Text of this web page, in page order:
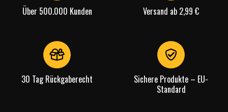
Über 500.000 Kunden Versand ab 2,99 €
30 Tag Rückgaberecht
Sichere Produkte – EU-
Standard